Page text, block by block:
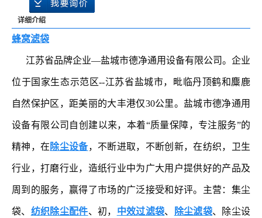
详细介绍
蜂窝滤袋
江苏省品牌企业—盐城市德净通用设备有限公司。企业
位于国家生态示范区--江苏省盐城市，毗临丹顶鹤和麋鹿
自然保护区，距美丽的大丰港仅30公里。盐城市德净通用
设备有限公司自创建以来，本着“质量保障，专注服务”的
精神，在 除尘设备，不断进取，不断创新，在纺织，卫生
行业，打磨行业，造纸行业中为广大用户提供好的产品及
周到的服务，赢得了市场的广泛接受和好评。主营：集尘
袋、 纺织除尘配件、初， 中效过滤袋、 除尘滤袋、除尘设